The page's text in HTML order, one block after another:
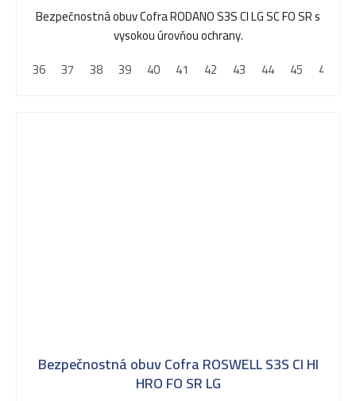
Bezpečnostná obuv Cofra RODANO S3S CI LG SC FO SR s
vysokou úrovňou ochrany.
36
37 38 39 40 41 42 43 44 45 46
Bezpečnostná obuv Cofra ROSWELL S3S CI HI
HRO FO SR LG